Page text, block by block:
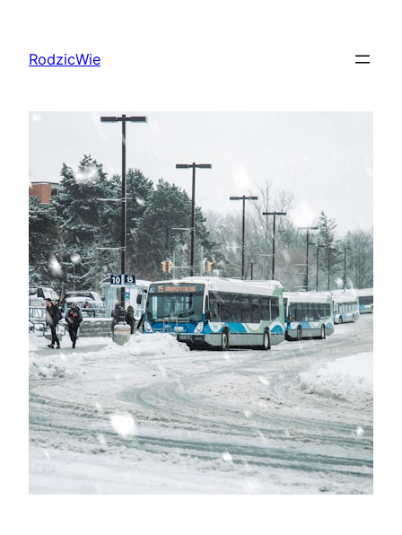
treściRodzicWie